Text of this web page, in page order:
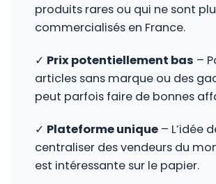
produits rares ou qui ne sont
commercialisés en France.
✓ Prix potentiellement bas –
articles sans marque ou des
peut parfois faire de bonnes
✓ Plateforme unique – L’idée
centraliser des vendeurs du
est intéressante sur le papier.